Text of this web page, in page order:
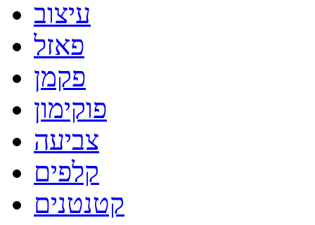
עיצוב
פאזל
פקמן
פוקימון
צביעה
קלפים
קטנטנים